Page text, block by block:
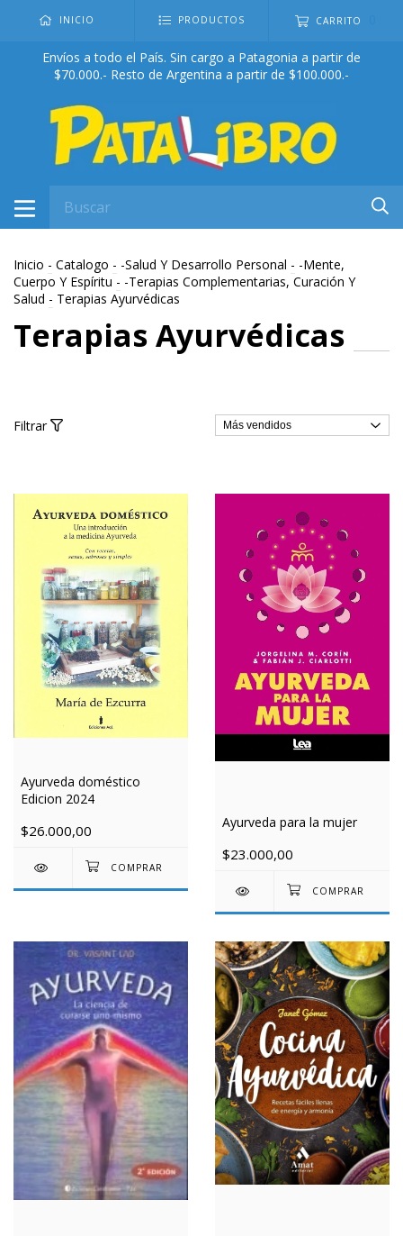
INICIO PRODUCTOS CARRITO
Envíos a todo el País. Sin cargo a Patagonia a partir de
$70.000.- Resto de Argentina a partir de $100.000.-
Inicio - Catalogo - -Salud Y Desarrollo Personal - -Mente,
Cuerpo Y Espíritu - -Terapias Complementarias, Curación Y
Salud - Terapias Ayurvédicas
Terapias Ayurvédicas
Filtrar
Ayurveda doméstico
Edicion 2024
$26.000,00 Ayurveda para la mujer
$23.000,00